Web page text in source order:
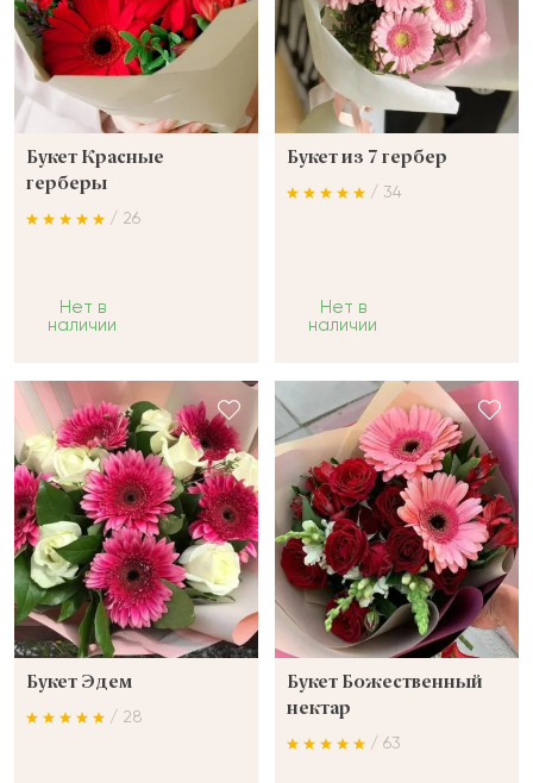
Букет Красные
герберы
/ 26
Нет в
наличии
Букет из 7 гербер
/ 34
Нет в
наличии
Букет Эдем
/ 28
Букет Божественный
нектар
/ 63